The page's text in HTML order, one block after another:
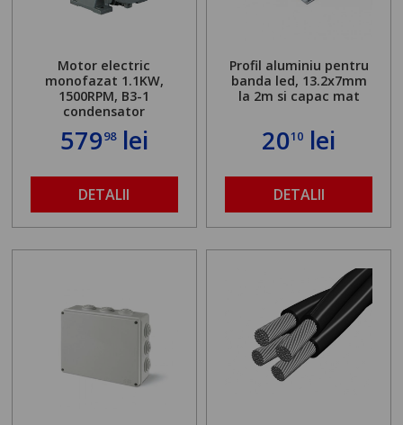
Motor electric
monofazat 1.1KW,
1500RPM, B3-1
condensator
57998lei
DETALII
Profil aluminiu pentru
banda led, 13.2x7mm
la 2m si capac mat
2010 lei
DETALII